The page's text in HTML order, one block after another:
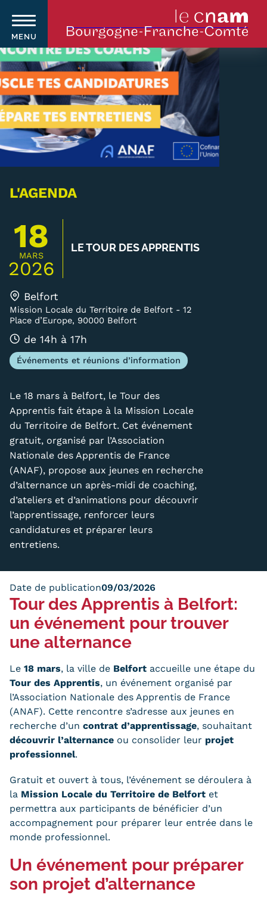
Aller
au
contenu
principal
MENU
Navigation
principale
Qui sommes-nous ?
Le Cnam
Le Cnam en Bourgogne Franche-
Où sommes-nous ?
Carte lieux et centres Cnam en
BFC
Quoi de neuf au Cnam BFC?
Agenda
Revue de presse
Contact
Contacts services
Formulaire de contact
Formations
Trouver votre formation
OFFRE NATIONALE
Catalogue national
suites de parcours
Modalités d'enseignement
Formation en présentiel
Alternance
Enseignement à distance
Validation des Acquis de
l'Expérience (VAE)
supérieures (VES)
L'AGENDA
18
MARS
2026
LE TOUR DES APPRENTIS
Belfort
Mission Locale du Territoire de Belfort - 12
Place d’Europe, 90000 Belfort
de 14h à 17h
Événements et réunions d’information
Le 18 mars à Belfort, le Tour des
Apprentis fait étape à la Mission Locale
du Territoire de Belfort. Cet événement
gratuit, organisé par l’Association
Nationale des Apprentis de France
(ANAF), propose aux jeunes en recherche
d’alternance un après-midi de coaching,
d’ateliers et d’animations pour découvrir
l’apprentissage, renforcer leurs
candidatures et préparer leurs
entretiens.
Date de publication09/03/2026
Tour des Apprentis à Belfort:
un événement pour trouver
une alternance
Le 18 mars, la ville de Belfort accueille une étape du
Tour des Apprentis, un événement organisé par
l’Association Nationale des Apprentis de France
(ANAF). Cette rencontre s’adresse aux jeunes en
recherche d’un contrat d’apprentissage, souhaitant
découvrir l’alternance ou consolider leur projet
professionnel.
Gratuit et ouvert à tous, l’événement se déroulera à
la Mission Locale du Territoire de Belfort et
permettra aux participants de bénéficier d’un
accompagnement pour préparer leur entrée dans le
monde professionnel.
Un événement pour préparer
son projet d’alternance